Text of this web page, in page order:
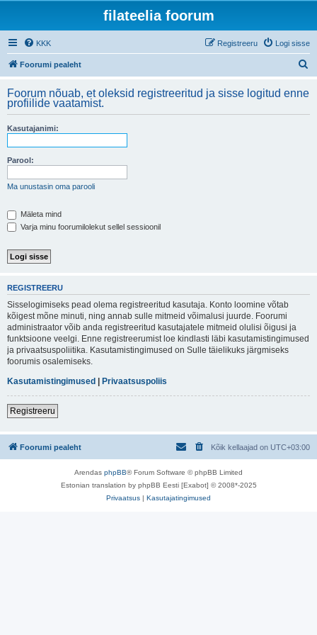
filateelia foorum
KKK Logi sisse
Registreeru
Foorumi pealeht
i
Foorum nõuab, et oleksid registreeritud ja sisse logitud enne
profiilide vaatamist.
Kasutajanimi:
Parool:
Ma unustasin oma parooli
Mäleta mind
Varja minu foorumilolekut sellel sessioonil
REGISTREERU
Sisselogimiseks pead olema registreeritud kasutaja. Konto loomine võtab
kõigest mõne minuti, ning annab sulle mitmeid võimalusi juurde. Foorumi
administraator võib anda registreeritud kasutajatele mitmeid olulisi õigusi ja
funktsioone veelgi. Enne registreerumist loe kindlasti läbi kasutamistingimused
ja privaatsuspoliitika. Kasutamistingimused on Sulle täielikuks järgmiseks
foorumis osalemiseks.
Kasutamistingimused | Privaatsuspoliis
Registreeru
Foorumi pealeht Kõik kellaajad on UTC+03:00
Arendas phpBB® Forum Software © phpBB Limited
Estonian translation by phpBB Eesti [Exabot] © 2008*-2025
Privaatsus | Kasutajatingimused